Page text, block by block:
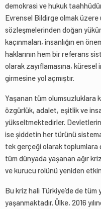
demokrasi ve hukuk
Evrensel Bildirge olmak üzere
sözleşmelerinden doğan
kaçınmaları, insanlığın en
haklarının hem bir referans
olarak zayıflamasına, küresel
girmesine yol açmıştır.
Yaşanan tüm olumsuzluklara
özgürlük, adalet, eşitlik ve
yükseltmektedirler.
ise şiddetin her türünü
tek gerçeği olarak toplumlara
tüm dünyada yaşanan ağır
ve kurucu rolünü yeniden
Bu kriz hali Türkiye’de de tüm
yaşanmaktadır. Ülke, 2016